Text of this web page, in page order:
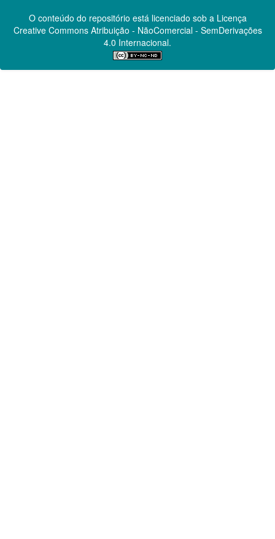
O conteúdo do repositório está licenciado sob a Licença
Creative CommonsAtribuição - NãoComercial - SemDerivações
4.0 Internacional.